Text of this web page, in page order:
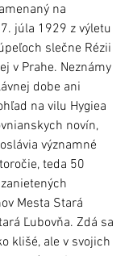
na
júla 1929 z výletu
slečne Rézii
v Prahe. Neznámy
dobe ani
na vilu Hygiea
novín,
významné
teda 50
Mesta Stará
Ľubovňa. Zdá sa
klišé, ale v svojich